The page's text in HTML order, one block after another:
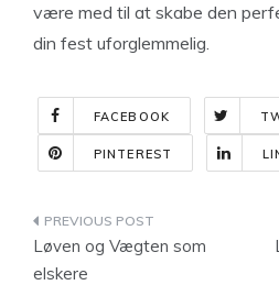
være med til at skabe den
din fest uforglemmelig.
FACEBOOK
PINTEREST
Indlægsnavigation
Løven og Vægten som
elskere